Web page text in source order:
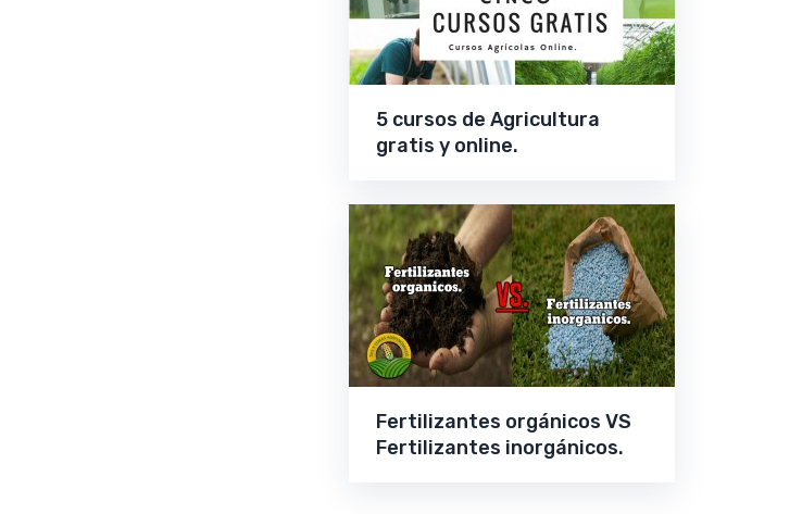
5 cursos de Agricultura
gratis y online.
Fertilizantes orgánicos VS
Fertilizantes inorgánicos.